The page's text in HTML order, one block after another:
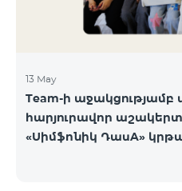
13 May
Team-ի աջակցությամբ
հարյուրավոր
«Սիմֆոնիկ ԴասA»